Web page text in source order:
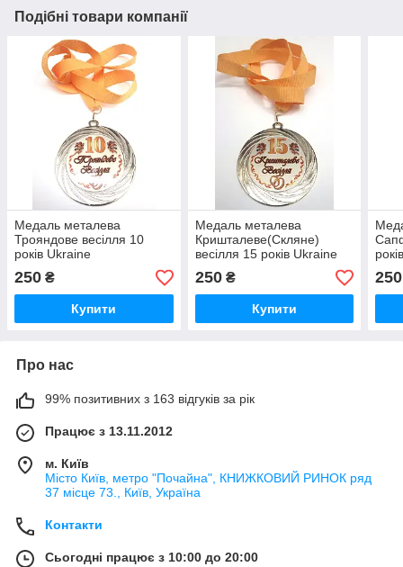
Подібні товари компанії
Медаль металева
Трояндове весілля 10
років Ukraine
250 ₴
Купити
Медаль металева
Кришталеве(Скляне)
весілля 15 років Ukraine
250₴
Купити
250
Про нас
99% позитивних з 163 відгуків за рік
Працює з 13.11.2012
м. Київ
Місто Київ, метро "Почайна", КНИЖКОВИЙ РИНОК ряд
37 місце 73., Київ, Україна
Контакти
Сьогодні працює з 10:00 до 20:00